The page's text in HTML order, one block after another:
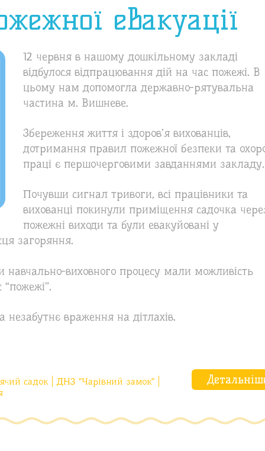
евакуації
12 червня в нашому дошкільному закладі
відбулося відпрацювання дій на час пожежі. В
цьому нам допомогла державно-рятувальна
частина м. Вишневе.
Збереження життя і здоров’я вихованців,
дотримання правил пожежної безпеки та
праці є першочерговими завданнями закладу.
Почувши сигнал тривоги, всі працівники та
вихованці покинули приміщення садочка
пожежні виходи та були евакуйовані у
загоряння.
виховного процесу мали можливість
враження на дітлахів.
садок
ДНЗ "Чарівний замок"